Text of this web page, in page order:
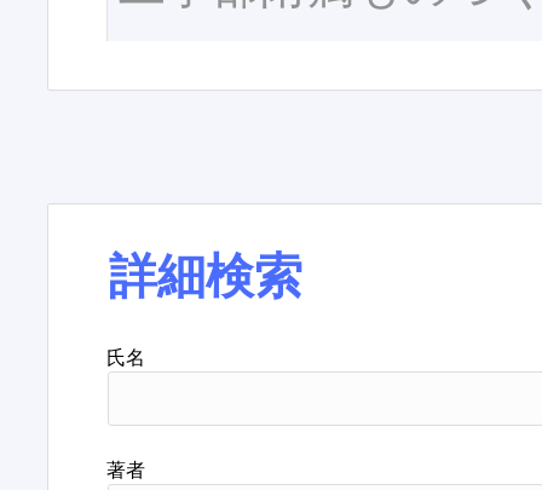
詳細検索
氏名
著者